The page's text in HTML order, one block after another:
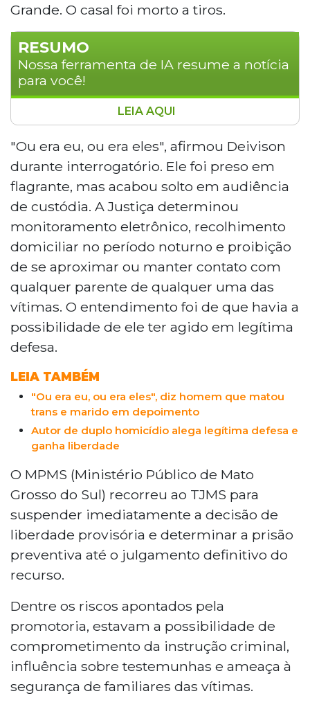
Grande. O casal foi morto a tiros.
RESUMO
Nossa ferramenta de IA resume a notícia
para você!
Desembargador do TJMS manteve em
liberdade Deivison Felipe Alves de Brito,
autor confesso do assassinato da mulher
trans Natália Molina e do marido dela,
Ademar Spacino Júnior, ocorrido em
Campo Grande. O réu foi solto em
audiência de custódia com
monitoramento eletrônico e recolhimento
noturno. O MPMS recorreu pedindo prisão
preventiva, mas o pedido foi negado, pois
a gravidade do crime, sozinha, não
justifica a medida.
LEIA AQUI
"Ou era eu, ou era eles", afirmou Deivison
durante interrogatório. Ele foi preso em
flagrante, mas acabou solto em audiência
de custódia. A Justiça determinou
monitoramento eletrônico, recolhimento
domiciliar no período noturno e proibição
de se aproximar ou manter contato com
qualquer parente de qualquer uma das
vítimas. O entendimento foi de que havia a
possibilidade de ele ter agido em legítima
defesa.
LEIA TAMBÉM
"Ou era eu, ou era eles", diz homem que matou
trans e marido em depoimento
Autor de duplo homicídio alega legítima defesa e
ganha liberdade
O MPMS (Ministério Público de Mato
Grosso do Sul) recorreu ao TJMS para
suspender imediatamente a decisão de
liberdade provisória e determinar a prisão
preventiva até o julgamento definitivo do
recurso.
Dentre os riscos apontados pela
promotoria, estavam a possibilidade de
comprometimento da instrução criminal,
influência sobre testemunhas e ameaça à
segurança de familiares das vítimas.